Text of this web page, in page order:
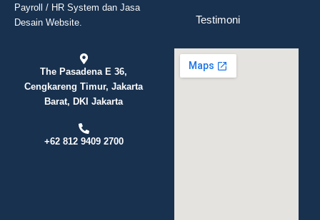
Payroll / HR System dan Jasa
Desain Website.
The Pasadena E 36,
Cengkareng Timur, Jakarta
Barat, DKI Jakarta
+62 812 9409 2700
Testimoni